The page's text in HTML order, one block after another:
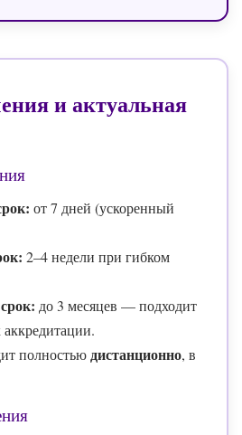
и актуальная
от 7 дней (ускоренный
2–4 недели при гибком
до 3 месяцев — подходит
полностьюдистанционно, в